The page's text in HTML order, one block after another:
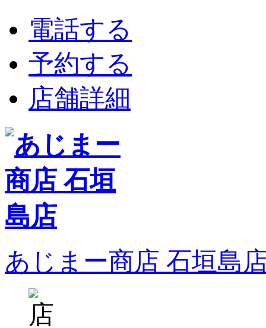
電話する
予約する
店舗詳細
あじまー商店 石垣島